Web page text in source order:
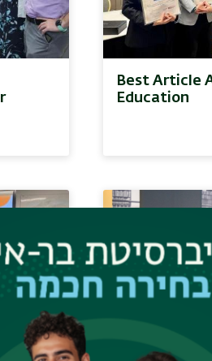
Best Article
Education